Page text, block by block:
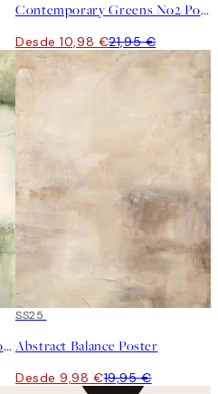
Contemporary Greens No2 Poster
Desde 10,98 €21,95 €
Contemporary Greens No1 Poster
50%*
SS25
Abstract Balance Poster
Desde 9,98 €19,95 €